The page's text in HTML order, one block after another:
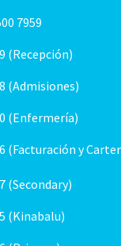
7959
(Recepción)
(Admisiones)
(Enfermería)
(Facturación y
(Secondary)
(Kinabalu)